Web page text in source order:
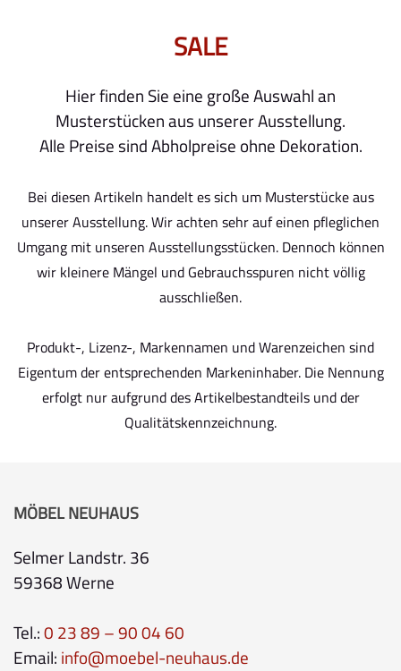
SALE
Hier finden Sie eine große Auswahl an
Musterstücken aus unserer Ausstellung.
Alle Preise sind Abholpreise ohne Dekoration.
Bei diesen Artikeln handelt es sich um Musterstücke aus
unserer Ausstellung. Wir achten sehr auf einen pfleglichen
Umgang mit unseren Ausstellungsstücken. Dennoch können
wir kleinere Mängel und Gebrauchsspuren nicht völlig
ausschließen.
Produkt-, Lizenz-, Markennamen und Warenzeichen sind
Eigentum der entsprechenden Markeninhaber. Die Nennung
erfolgt nur aufgrund des Artikelbestandteils und der
Qualitätskennzeichnung.
MÖBEL NEUHAUS
Selmer Landstr. 36
59368 Werne
Tel.:0 23 89 – 90 04 60
Email: info@moebel-neuhaus.de